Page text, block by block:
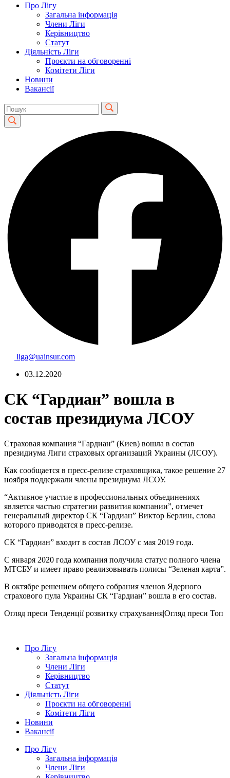
Про Лігу
Загальна інформація
Члени Ліги
Керівництво
Статут
Діяльність Ліги
Проєкти на обговоренні
Комітети Ліги
Новини
Вакансії
liga@uainsur.com
03.12.2020
СК “Гардиан” вошла в
состав президиума ЛСОУ
Страховая компания “Гардиан” (Киев) вошла в состав
президиума Лиги страховых организаций Украины (ЛСОУ).
Как сообщается в пресс-релизе страховщика, такое решение 27
ноября поддержали члены президиума ЛСОУ.
“Активное участие в профессиональных объединениях
является частью стратегии развития компании”, отмечет
генеральный директор СК “Гардиан” Виктор Берлин, слова
которого приводятся в пресс-релизе.
СК “Гардиан” входит в состав ЛСОУ с мая 2019 года.
С января 2020 года компания получила статус полного члена
МТСБУ и имеет право реализовывать полисы “Зеленая карта”.
В октябре решением общего собрания членов Ядерного
страхового пула Украины СК “Гардиан” вошла в его состав.
Огляд преси Тенденції розвитку страхування|Огляд преси Топ
Про Лігу
Загальна інформація
Члени Ліги
Керівництво
Статут
Діяльність Ліги
Проєкти на обговоренні
Комітети Ліги
Новини
Вакансії
Про Лігу
Загальна інформація
Члени Ліги